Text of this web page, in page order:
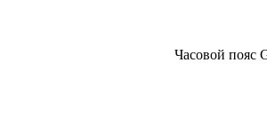
Часовой пояс